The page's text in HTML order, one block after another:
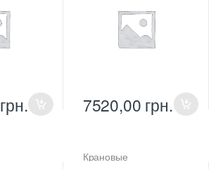
грн. 7520,00 грн.
Крановые